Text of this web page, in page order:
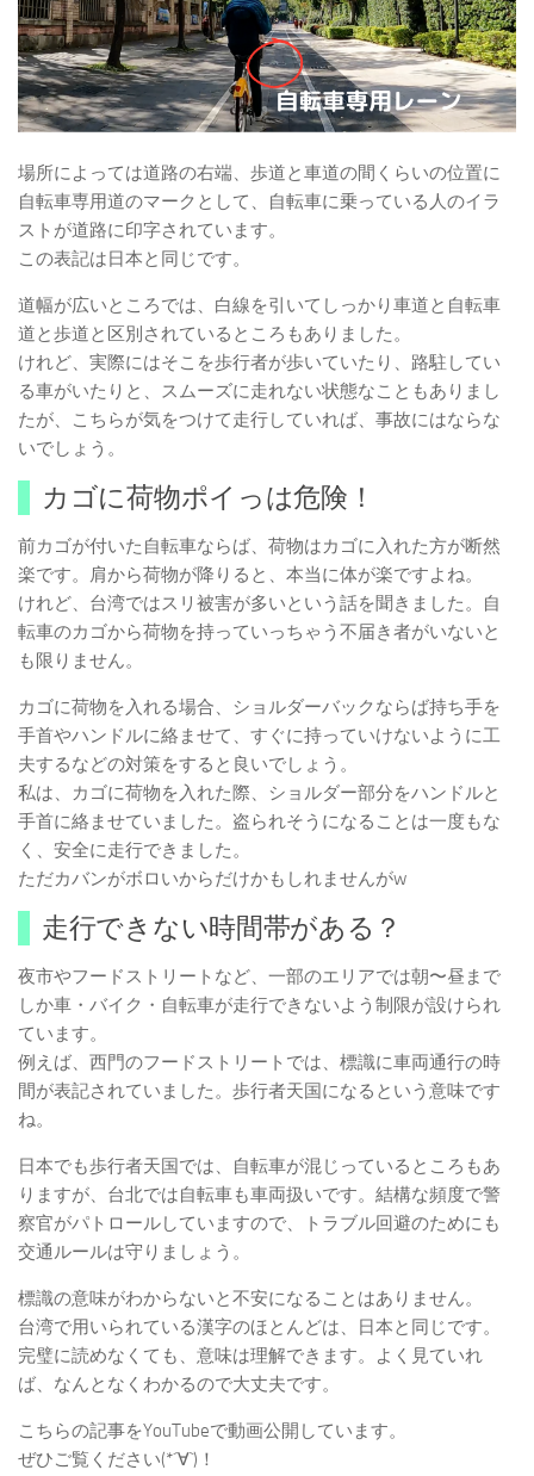
場所によっては道路の右端、歩道と車道の間くらいの位置に
自転車専用道のマークとして、自転車に乗っている人のイラ
ストが道路に印字されています。
この表記は日本と同じです。
道幅が広いところでは、白線を引いてしっかり車道と自転車
道と歩道と区別されているところもありました。
けれど、実際にはそこを歩行者が歩いていたり、路駐してい
る車がいたりと、スムーズに走れない状態なこともありまし
たが、こちらが気をつけて走行していれば、事故にはならな
いでしょう。
カゴに荷物ポイっは危険！
前カゴが付いた自転車ならば、荷物はカゴに入れた方が断然
楽です。肩から荷物が降りると、本当に体が楽ですよね。
けれど、台湾ではスリ被害が多いという話を聞きました。自
転車のカゴから荷物を持っていっちゃう不届き者がいないと
も限りません。
カゴに荷物を入れる場合、ショルダーバックならば持ち手を
手首やハンドルに絡ませて、すぐに持っていけないように工
夫するなどの対策をすると良いでしょう。
私は、カゴに荷物を入れた際、ショルダー部分をハンドルと
手首に絡ませていました。盗られそうになることは一度もな
く、安全に走行できました。
ただカバンがボロいからだけかもしれませんがw
走行できない時間帯がある？
夜市やフードストリートなど、一部のエリアでは朝〜昼まで
しか車・バイク・自転車が走行できないよう制限が設けられ
ています。
例えば、西門のフードストリートでは、標識に車両通行の時
間が表記されていました。歩行者天国になるという意味です
ね。
日本でも歩行者天国では、自転車が混じっているところもあ
りますが、台北では自転車も車両扱いです。結構な頻度で警
察官がパトロールしていますので、トラブル回避のためにも
交通ルールは守りましょう。
標識の意味がわからないと不安になることはありません。
台湾で用いられている漢字のほとんどは、日本と同じです。
完璧に読めなくても、意味は理解できます。よく見ていれ
ば、なんとなくわかるので大丈夫です。
こちらの記事をYouTubeで動画公開しています。
ぜひご覧ください(*´∀`)！